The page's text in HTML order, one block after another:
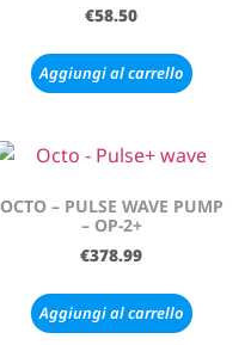
€58.50
Aggiungi al carrello
OCTO – PULSE WAVE PUMP
– OP-2+
€378.99
Aggiungi al carrello